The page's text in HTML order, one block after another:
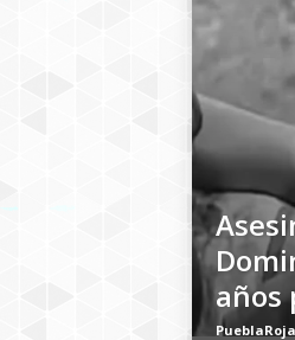
años
PueblaRoja